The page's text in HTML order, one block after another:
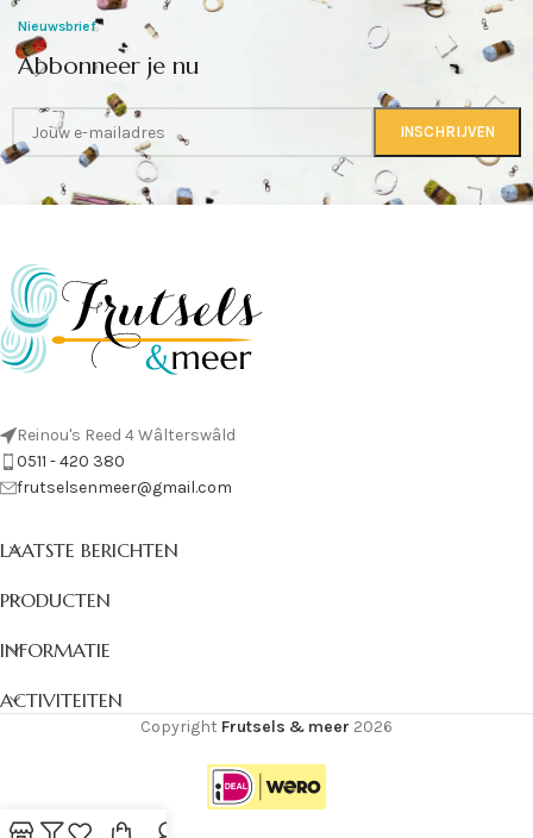
Nieuwsbrief
Abbonneer je nu
Reinou's Reed 4 Wâlterswâld
0511 - 420 380
frutselsenmeer@gmail.com
LAATSTE BERICHTEN
PRODUCTEN
INFORMATIE
ACTIVITEITEN
Copyright Frutsels & meer 2026